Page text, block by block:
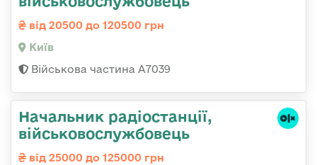
від 20500 до 120500 грн
Київ
Військова частина А7039
Начальник радіостанції,
військовослужбовець
від 25000 до 125000 грн